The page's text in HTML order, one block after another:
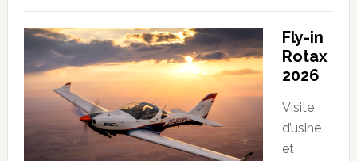
Fly-in
Rotax
2026
Visite
d’usine
et